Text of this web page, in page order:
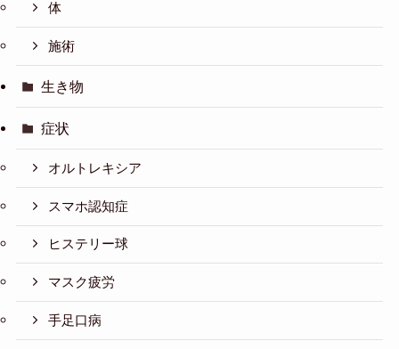
体
施術
生き物
症状
オルトレキシア
スマホ認知症
ヒステリー球
マスク疲労
手足口病